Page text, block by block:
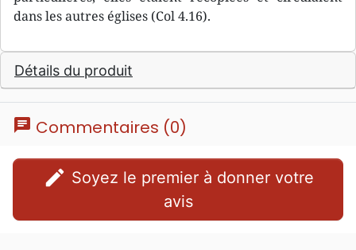
dans les autres églises (Col 4.16).
Détails du produit
chat Commentaires (0)
edit
avis